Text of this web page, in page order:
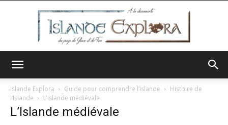
Explora
Islande Explora Guide pour comprendre l’Islande
Histoire de
l’Islande
L’Islande médiévale
L’Islande médiévale